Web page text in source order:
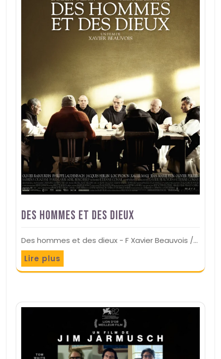
Des hommes et des dieux
Des hommes et des dieux - F Xavier Beauvois /…
Lire plus